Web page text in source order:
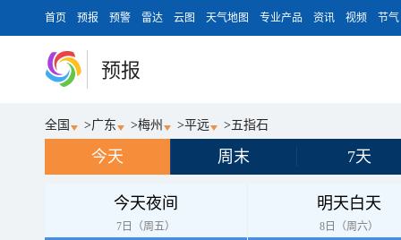
首页 预报 预警 雷达 云图 天气地图 专业产品 资讯 视频 节气
预报
全国 >广东 >梅州 >平远 >五指石
今天 周末 7天
今天夜间
7日（周五）
明天白天
8日（周六）